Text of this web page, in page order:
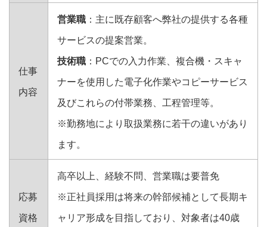
仕事
内容
営業職 ：主に既存顧客へ弊社の提供する各種
サービスの提案営業。
技術職 ：PCでの入力作業、複合機・スキャ
ナーを使用した電子化作業やコピーサービス
及びこれらの付帯業務、工程管理等。
※勤務地により取扱業務に若干の違いがあり
ます。
応募
資格
高卒以上、経験不問、営業職は要普免
※正社員採用は将来の幹部候補として長期キ
ャリア形成を目指しており、対象者は40歳